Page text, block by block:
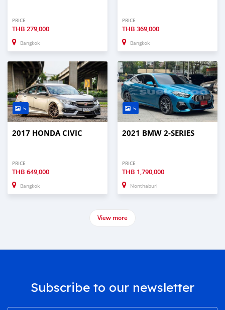
PRICE
THB 279,000
Bangkok
PRICE
THB 369,000
Bangkok
5
2017 HONDA CIVIC
PRICE
THB 649,000
Bangkok
5
2021 BMW 2-SERIES
PRICE
THB 1,790,000
Nonthaburi
View more
Subscribe to our newsletter